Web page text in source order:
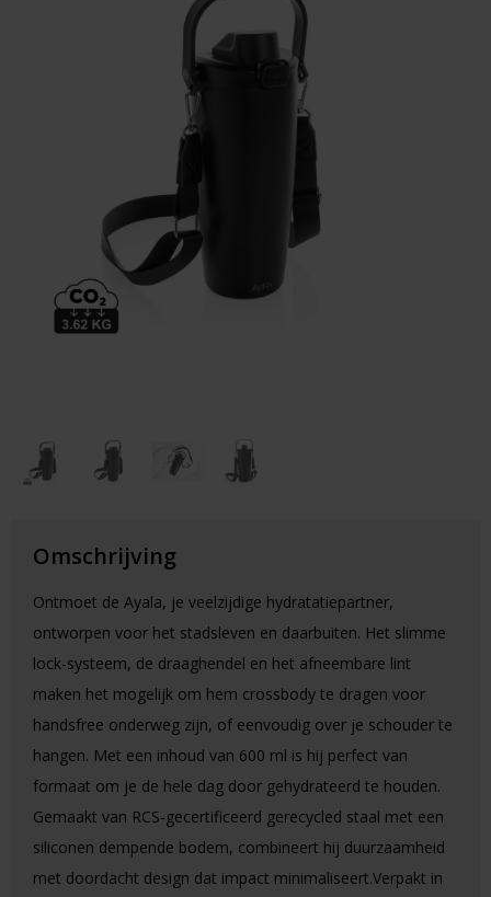
Outdoor & Vrije Tijd
Auto & Veiligheid
Gezondheid & Verzorging
Paraplu's
Cadeaubonnen
Omschrijving
Ontmoet de Ayala, je veelzijdige hydratatiepartner,
ontworpen voor het stadsleven en daarbuiten. Het slimme
lock-systeem, de draaghendel en het afneembare lint
maken het mogelijk om hem crossbody te dragen voor
handsfree onderweg zijn, of eenvoudig over je schouder te
hangen. Met een inhoud van 600 ml is hij perfect van
formaat om je de hele dag door gehydrateerd te houden.
Gemaakt van RCS-gecertificeerd gerecycled staal met een
siliconen dempende bodem, combineert hij duurzaamheid
met doordacht design dat impact minimaliseert.Verpakt in